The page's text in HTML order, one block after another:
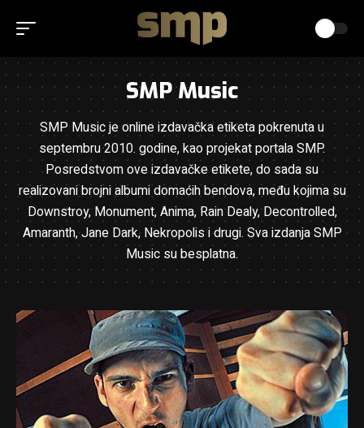
SMP Music
SMP Music je online izdavačka etiketa pokrenuta u
septembru 2010. godine, kao projekat portala SMP.
Posredstvom ove izdavačke etikete, do sada su
realizovani brojni albumi domaćih bendova, među kojima su
Downstroy, Monument, Anima, Rain Dealy, Decontrolled,
Amaranth, Jane Dark, Nekropolis i drugi. Sva izdanja SMP
Music su besplatna.